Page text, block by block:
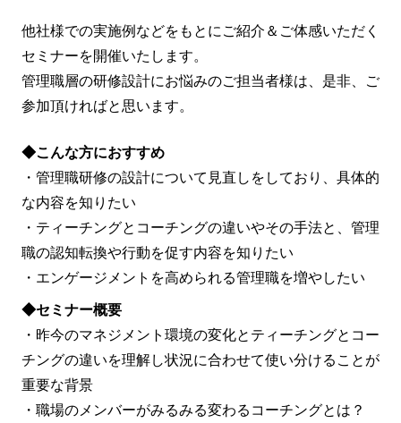
他社様での実施例などをもとにご紹介＆ご体感いただく
セミナーを開催いたします。
管理職層の研修設計にお悩みのご担当者様は、是非、ご
参加頂ければと思います。
◆こんな方におすすめ
・管理職研修の設計について見直しをしており、具体的
な内容を知りたい
・ティーチングとコーチングの違いやその手法と、管理
職の認知転換や行動を促す内容を知りたい
・エンゲージメントを高められる管理職を増やしたい
◆セミナー概要
・昨今のマネジメント環境の変化とティーチングとコー
チングの違いを理解し状況に合わせて使い分けることが
重要な背景
・職場のメンバーがみるみる変わるコーチングとは？